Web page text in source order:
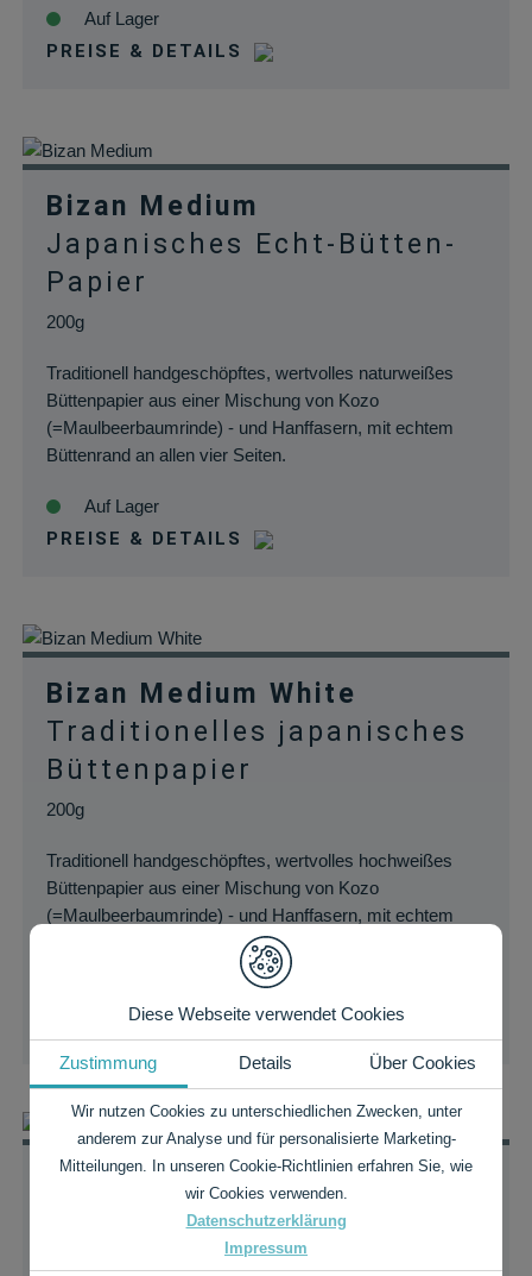
Auf Lager
PREISE & DETAILS
Bizan Medium
Japanisches Echt-Bütten-
Papier
200g
Traditionell handgeschöpftes, wertvolles naturweißes
Büttenpapier aus einer Mischung von Kozo
(=Maulbeerbaumrinde) - und Hanffasern, mit echtem
Büttenrand an allen vier Seiten.
Auf Lager
PREISE & DETAILS
Bizan Medium White
Traditionelles japanisches
Büttenpapier
200g
Traditionell handgeschöpftes, wertvolles hochweißes
Büttenpapier aus einer Mischung von Kozo
(=Maulbeerbaumrinde) - und Hanffasern, mit echtem
Büttenrand an allen vier Seiten.
PREISE & DETAILS
Bizan Thick
Japanisches Echt-Bütten-
Diese Webseite verwendet Cookies
Zustimmung Details Über Cookies
Wir nutzen Cookies zu unterschiedlichen Zwecken, unter
anderem zur Analyse und für personalisierte Marketing-
Mitteilungen. In unseren Cookie-Richtlinien erfahren Sie, wie
wir Cookies verwenden.
Datenschutzerklärung
Impressum